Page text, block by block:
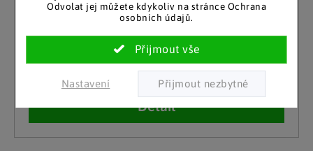
Odvolat jej můžete kdykoliv na stránce Ochrana
osobních údajů.
Nastavení
Die moderne Hausfrau
Skladem
229 Kč
Detail